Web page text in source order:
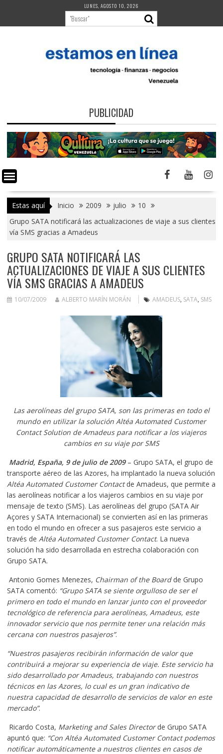
contenido
LUNES, AGOSTO 10, 2026
PUBLICIDAD
Estas aquí Inicio 2009 julio
10
Grupo SATA notificará las actualizaciones de viaje a sus clientes
vía SMS gracias a Amadeus
GRUPO SATA NOTIFICARÁ LAS
ACTUALIZACIONES DE VIAJE A SUS CLIENTES
VÍA SMS GRACIAS A AMADEUS
10/07/2009 ALBERTO MARÍN MORÁN AMADEUS, SATA, SMS
Las aerolíneas del grupo SATA, son las primeras en todo el
mundo en utilizar la solución Altéa Automated Customer
Contact Solution de Amadeus para notificar a los viajeros
cambios en su viaje por SMS
Madrid, España, 9 de julio de 2009– Grupo SATA, el grupo de
transporte aéreo de las Azores, ha implantado la nueva solución
Altéa Automated Customer Contactde Amadeus, que permite a
las aerolíneas notificar a los viajeros cambios en su viaje por
mensaje de texto (SMS). Las aerolíneas del grupo (SATA Air
Açores y SATA Internacional) se convierten así en las primeras
en todo el mundo en ofrecer a sus pasajeros este servicio a
través de Altéa Automated Customer Contact. La nueva
solución ha sido desarrollada en estrecha colaboración con
Grupo SATA.
Antonio Gomes Menezes, Chairman of the Boardde Grupo
SATA comentó: “Grupo SATA se siente orgulloso de ser el
primero en todo el mundo en lanzar junto con el proveedor
tecnológico de referencia para aerolíneas, Amadeus, este
innovador servicio que nos permite tener una relación más
cercana con nuestros pasajeros”.
“Nuestros pasajeros recibirán información de valor que
contribuirá a mejorar su experiencia de viaje. Este servicio ha
sido desarrollado por Amadeus, trabajando con nuestros
técnicos en las Azores, lo cual es un gran indicativo de
nuestra capacidad de desarrollo de servicios de valor en este
mercado”.
Ricardo Costa, Marketing and Sales Directorde Grupo SATA
apuntó que: “Con Altéa Automated Customer Contact podemos
notificar automáticamente a nuestros clientes en casos de